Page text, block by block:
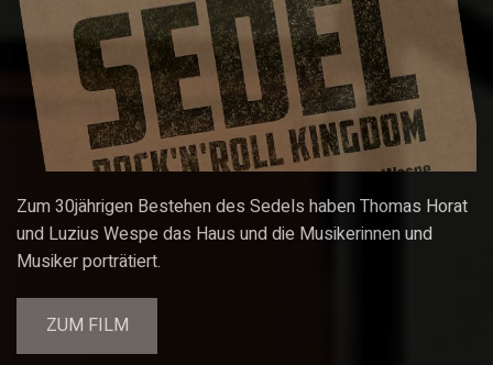
Zum 30jährigen Bestehen des Sedels haben Thomas Horat
und Luzius Wespe das Haus und die Musikerinnen und
Musiker porträtiert.
ZUM FILM